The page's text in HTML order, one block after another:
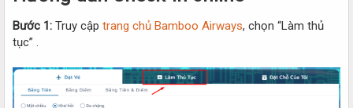
Bước 1: Truy cập trang chủ Bamboo Airways, chọn “Làm thủ
tục” .